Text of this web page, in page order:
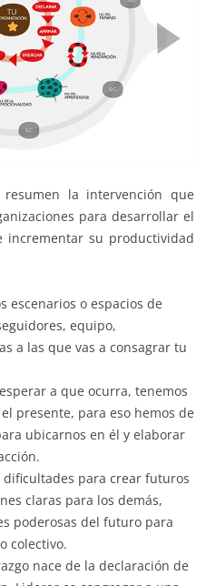
la intervención que
para desarrollar el
incrementar su productividad
escenarios o espacios de
equipo,
a las que vas a consagrar tu
a que ocurra, tenemos
presente, para eso hemos de
ubicarnos en él y elaborar
dificultades para crear futuros
claras para los demás,
poderosas del futuro para
colectivo.
nace de la declaración de